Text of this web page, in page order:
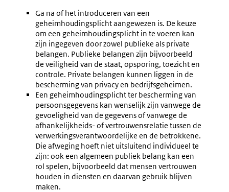
Ga na of het introduceren van een
geheimhoudingsplicht aangewezen is. De keuze
om een geheimhoudingsplicht in te voeren kan
zijn ingegeven door zowel publieke als private
belangen. Publieke belangen zijn bijvoorbeeld
de veiligheid van de staat, opsporing, toezicht en
controle. Private belangen kunnen liggen in de
bescherming van privacy en bedrijfsgeheimen.
Een geheimhoudingsplicht ter bescherming van
persoonsgegevens kan wenselijk zijn vanwege de
gevoeligheid van de gegevens of vanwege de
afhankelijkheids- of vertrouwensrelatie tussen de
verwerkingsverantwoordelijke en de betrokkene.
Die afweging hoeft niet uitsluitend individueel te
zijn: ook een algemeen publiek belang kan een
rol spelen, bijvoorbeeld dat mensen vertrouwen
houden in diensten en daarvan gebruik blijven
maken.